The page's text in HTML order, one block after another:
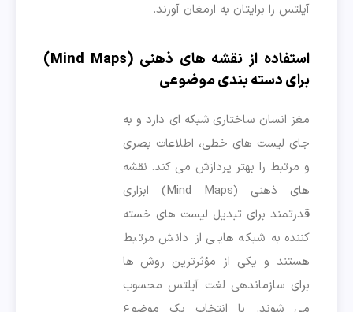
آیلتس را برایتان به ارمغان آورند.
استفاده از نقشه های ذهنی (Mind Maps)
برای دسته بندی موضوعی
مغز انسان ساختاری شبکه ای دارد و به
جای لیست های خطی، اطلاعات بصری
و مرتبط را بهتر پردازش می کند. نقشه
های ذهنی (Mind Maps) ابزاری
قدرتمند برای تبدیل لیست های خسته
کننده به شبکه هایی از دانش مرتبط
هستند و یکی از مؤثرترین روش ها
برای سازماندهی لغت آیلتس محسوب